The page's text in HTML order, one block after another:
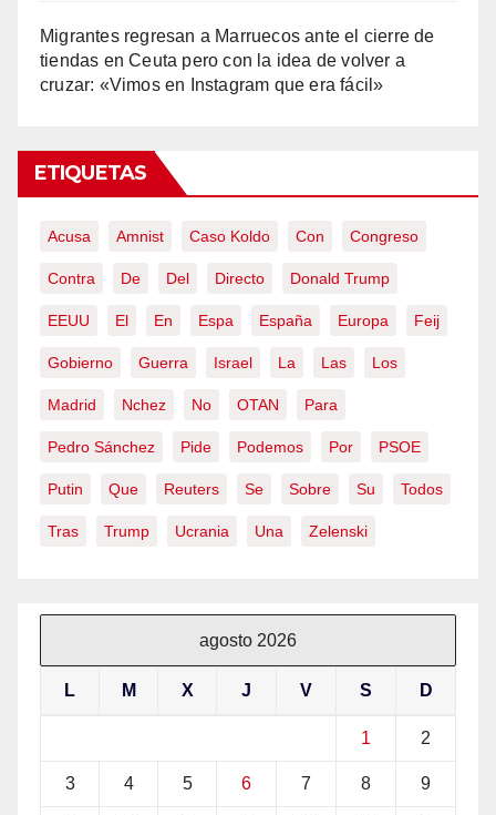
Migrantes regresan a Marruecos ante el cierre de
tiendas en Ceuta pero con la idea de volver a
cruzar: «Vimos en Instagram que era fácil»
ETIQUETAS
Acusa Amnist Caso Koldo Con Congreso
Contra De Del Directo Donald Trump
EEUU El En Espa España Europa Feij
Gobierno Guerra Israel La Las Los
Madrid Nchez No OTAN Para
Pedro Sánchez Pide Podemos Por PSOE
Putin Que Reuters Se Sobre Su Todos
Tras Trump Ucrania Una Zelenski
agosto 2026
L M X J V S D
1 2
3 4 5 6 7 8 9